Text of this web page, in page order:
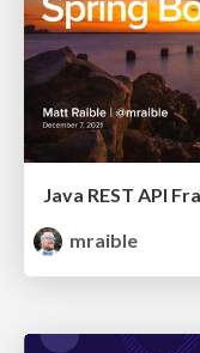
mraible